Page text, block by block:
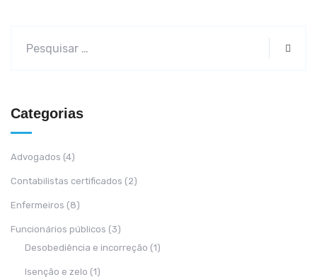
Categorias
Advogados (4)
Contabilistas certificados (2)
Enfermeiros (8)
Funcionários públicos (3)
Desobediência e incorreção (1)
Isenção e zelo (1)